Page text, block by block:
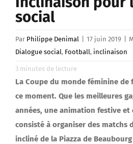
social
Par Philippe Denimal 17 juin 2019
Dialogue social, Football, inclinaison
3 minutes de lecture
La Coupe du monde féminine
ce moment. Que les meilleures
années, une animation festive
consisté à organiser des matchs
incliné de la Piazza de